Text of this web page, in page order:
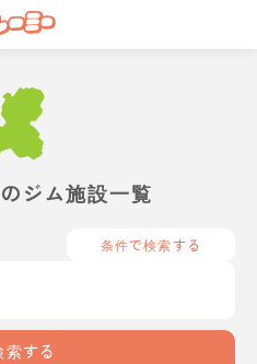
ジム施設一覧
条件で検索する
索する